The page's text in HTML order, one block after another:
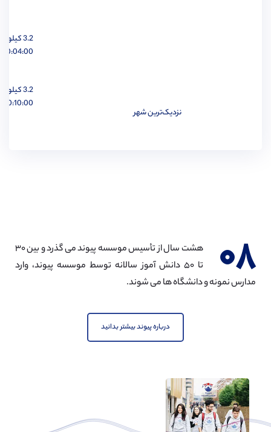
مهندسی شهرسازی
نزدیک‌ترین شهر
3.2 کیلومتر
00:04:00 ساعت
3.2 کیلومتر
00:10:00 ساعت
۰۸
هشت سال از تأسیس موسسه پیوند می گذرد و بین ۳۰
تا ۵۰ دانش آموز سالانه توسط موسسه پیوند، وارد
مدارس نمونه و دانشگاه ها می شوند.
درباره پیوند بیشتر بدانید